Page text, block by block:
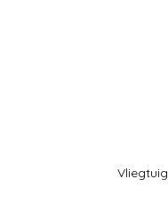
Vliegtuig